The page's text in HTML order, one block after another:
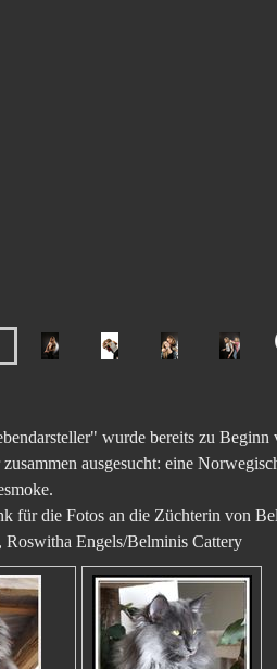
wurde bereits zu Beginn
ausgesucht: eine
für die Fotos an die Züchterin von
Engels/Belminis Cattery